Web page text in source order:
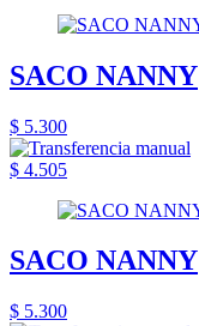
SACO NANNY
$ 5.300
$ 4.505
SACO NANNY
$ 5.300